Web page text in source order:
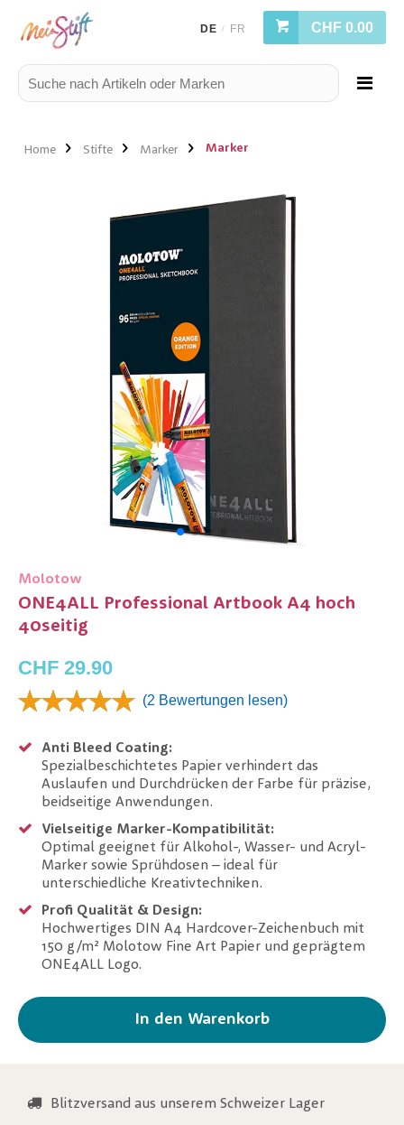
DE / FR CHF 0.00
Home Stifte Marker Marker
Molotow
ONE4ALL Professional Artbook A4 hoch
40seitig
CHF 29.90
(2 Bewertungen lesen)
Anti Bleed Coating:
Spezialbeschichtetes Papier verhindert das
Auslaufen und Durchdrücken der Farbe für präzise,
beidseitige Anwendungen.
Vielseitige Marker-Kompatibilität:
Optimal geeignet für Alkohol-, Wasser- und Acryl-
Marker sowie Sprühdosen – ideal für
unterschiedliche Kreativtechniken.
Profi Qualität & Design:
Hochwertiges DIN A4 Hardcover-Zeichenbuch mit
150 g/m² Molotow Fine Art Papier und geprägtem
ONE4ALL Logo.
In den Warenkorb
Blitzversand aus unserem Schweizer Lager